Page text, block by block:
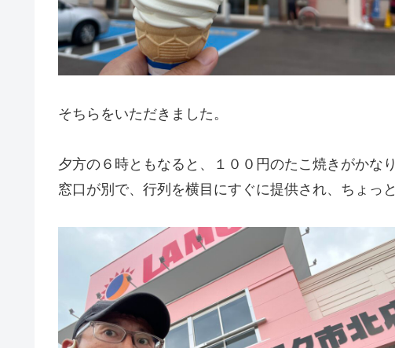
そちらをいただきました。
夕方の６時ともなると、１００円のたこ焼きがかな
窓口が別で、行列を横目にすぐに提供され、ちょっ